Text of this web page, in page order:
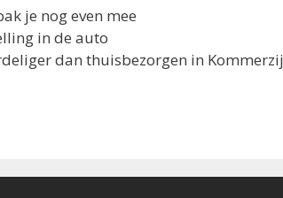
je nog even mee
in de auto
dan thuisbezorgen in